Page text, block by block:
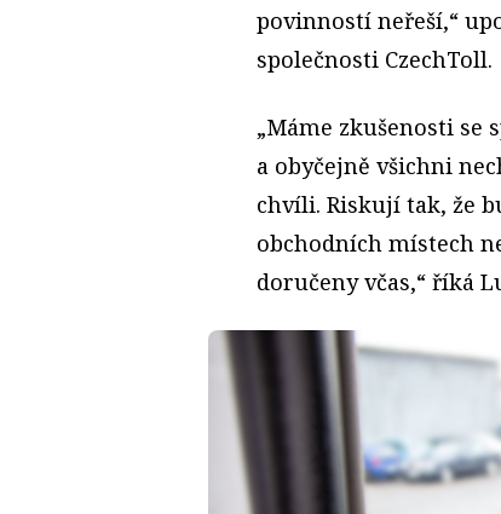
povinností neřeší,“
společnosti CzechToll.
„Máme zkušenosti se
a obyčejně všichni
chvíli. Riskují tak, že
obchodních místech
doručeny včas,“ říká